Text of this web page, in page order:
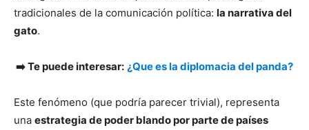
tradicionales de la comunicación política: la narrativa del
gato.
➡️ Te puede interesar: ¿Que es la diplomacia del panda?
Este fenómeno (que podría parecer trivial), representa
una estrategia de poder blando por parte de países